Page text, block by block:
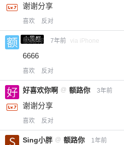
谢谢分享
喜欢 反对
小黑屋
额路你 7年前 via iPhone
6666
喜欢 反对
好喜欢你啊 @ 额路你 3年前
谢谢分享
喜欢 反对
Sing小胖 @ 额路你 1年前